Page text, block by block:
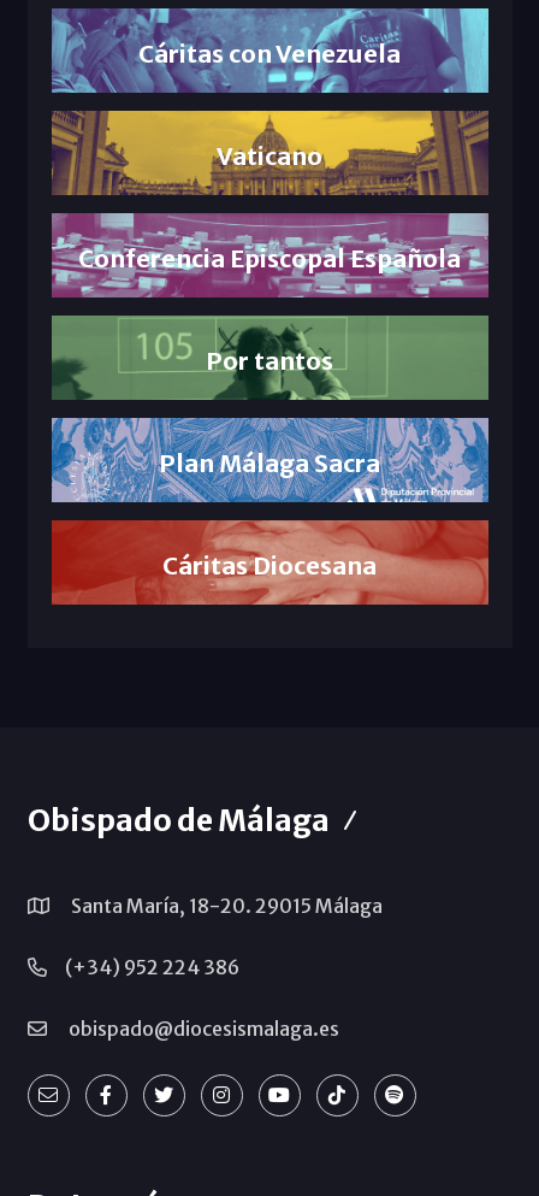
Cáritas con Venezuela
Vaticano
Conferencia Episcopal Española
Por tantos
Plan Málaga Sacra
Cáritas Diocesana
Obispado de Málaga
Santa María, 18-20. 29015 Málaga
(+34) 952 224 386
obispado@diocesismalaga.es